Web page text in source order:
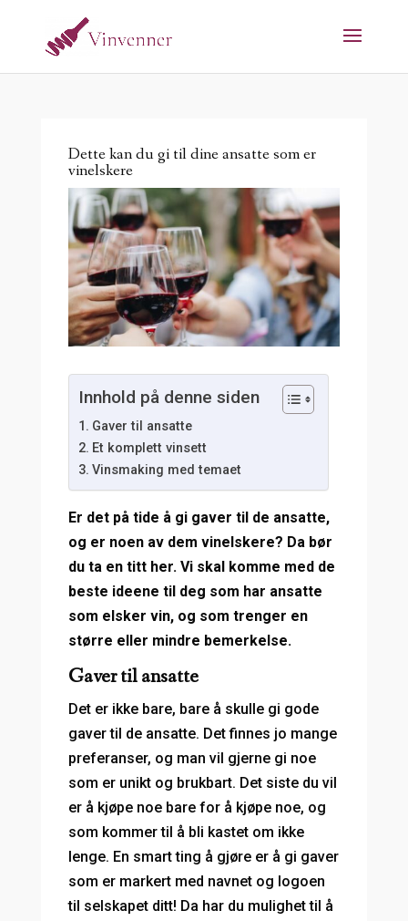
Dette kan du gi til dine ansatte som er
vinelskere
Innhold på denne siden
Gaver til ansatte
Et komplett vinsett
Vinsmaking med temaet
Er det på tide å gi gaver til de ansatte,
og er noen av dem vinelskere? Da bør
du ta en titt her. Vi skal komme med de
beste ideene til deg som har ansatte
som elsker vin, og som trenger en
større eller mindre bemerkelse.
Gaver til ansatte
Det er ikke bare, bare å skulle gi gode
gaver til de ansatte. Det finnes jo mange
preferanser, og man vil gjerne gi noe
som er unikt og brukbart. Det siste du vil
er å kjøpe noe bare for å kjøpe noe, og
som kommer til å bli kastet om ikke
lenge. En smart ting å gjøre er å gi gaver
som er markert med navnet og logoen
til selskapet ditt! Da har du mulighet til å